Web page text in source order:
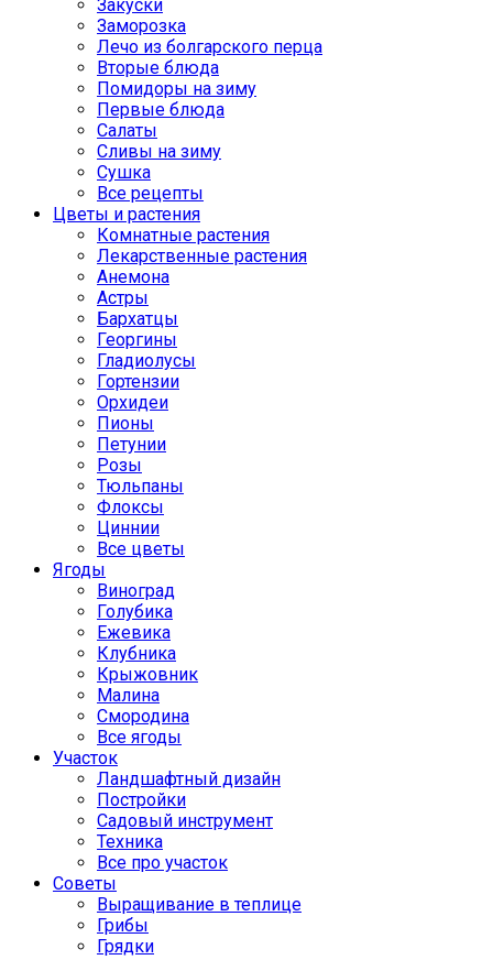
Закуски
Заморозка
Лечо из болгарского перца
Вторые блюда
Помидоры на зиму
Первые блюда
Салаты
Сливы на зиму
Сушка
Все рецепты
Цветы и растения
Комнатные растения
Лекарственные растения
Анемона
Астры
Бархатцы
Георгины
Гладиолусы
Гортензии
Орхидеи
Пионы
Петунии
Розы
Тюльпаны
Флоксы
Циннии
Все цветы
Ягоды
Виноград
Голубика
Ежевика
Клубника
Крыжовник
Малина
Смородина
Все ягоды
Участок
Ландшафтный дизайн
Постройки
Садовый инструмент
Техника
Все про участок
Советы
Выращивание в теплице
Грибы
Грядки